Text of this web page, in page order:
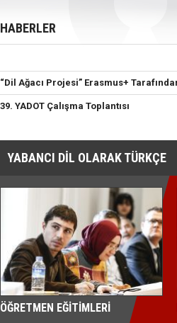
HABERLER
39. YADOT Çalışma Toplantısı
YABANCI DİL OLARAK TÜRKÇE
ÖĞRETMEN EĞİTİMLERİ